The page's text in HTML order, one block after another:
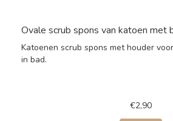
Ovale scrub spons van katoen met
Katoenen scrub spons met houder
in bad.
€2,90